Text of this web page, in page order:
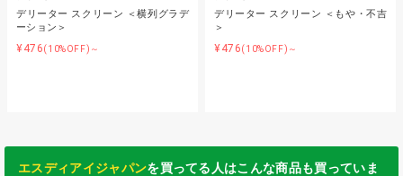
デリーター スクリーン ＜横列グラデ
ーション＞
¥476(10%OFF)～
デリーター スクリーン ＜もや・不吉
＞
¥476(10%OFF)～
エスディアイジャパンを買ってる人はこんな商品も買っていま